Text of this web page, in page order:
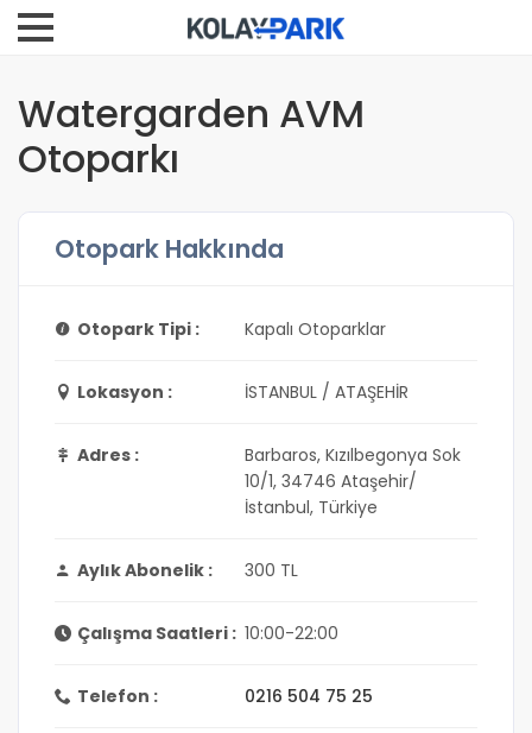
Watergarden AVM
Otoparkı
Otopark Hakkında
Otopark Tipi : Kapalı Otoparklar
Lokasyon : İSTANBUL / ATAŞEHİR
Adres :
Barbaros, Kızılbegonya Sok
10/1, 34746 Ataşehir/
İstanbul, Türkiye
Aylık Abonelik : 300 TL
Çalışma Saatleri : 10:00-22:00
Telefon : 0216 504 75 25